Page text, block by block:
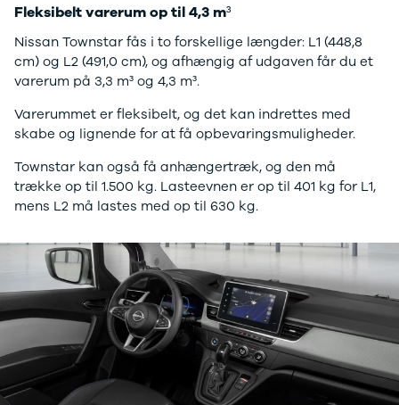
Fleksibelt varerum op til 4,3 m³
Nissan Townstar fås i to forskellige længder: L1 (448,8
cm) og L2 (491,0 cm), og afhængig af udgaven får du et
varerum på 3,3 m³ og 4,3 m³.
Varerummet er fleksibelt, og det kan indrettes med
skabe og lignende for at få opbevaringsmuligheder.
Townstar kan også få anhængertræk, og den må
trække op til 1.500 kg. Lasteevnen er op til 401 kg for L1,
mens L2 må lastes med op til 630 kg.